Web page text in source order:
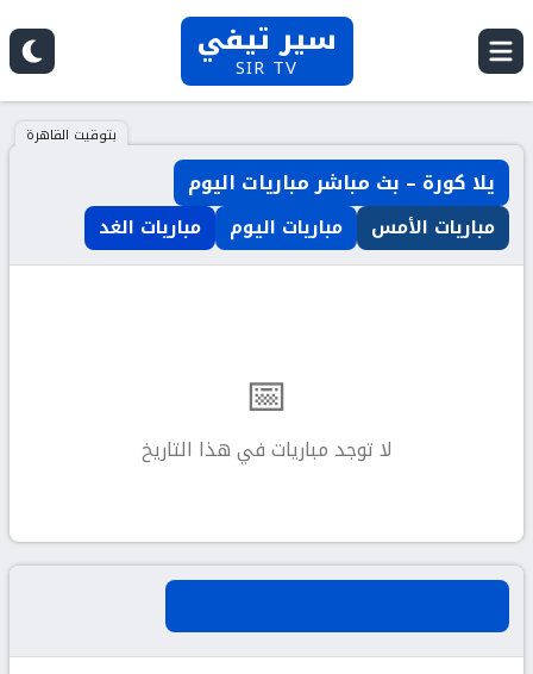
سير تيفي
SIR TV
بتوقيت القاهرة
يلا كورة – بث مباشر مباريات اليوم
مباريات الأمس مباريات اليوم مباريات الغد
📅
لا توجد مباريات في هذا التاريخ